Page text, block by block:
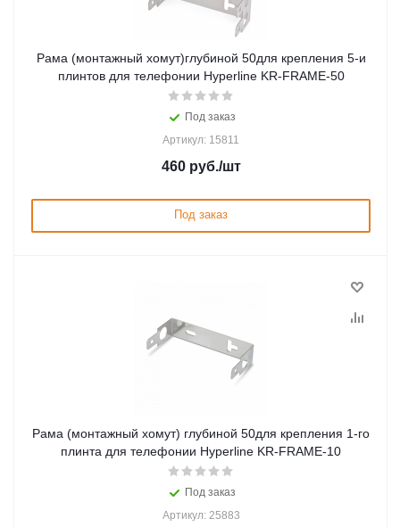
Рама (монтажный хомут)глубиной 50для крепления 5-и
плинтов для телефонии Hyperline KR-FRAME-50
Под заказ
Артикул: 15811
460руб./шт
Под заказ
Рама (монтажный хомут) глубиной 50для крепления 1-го
плинта для телефонии Hyperline KR-FRAME-10
Под заказ
Артикул: 25883